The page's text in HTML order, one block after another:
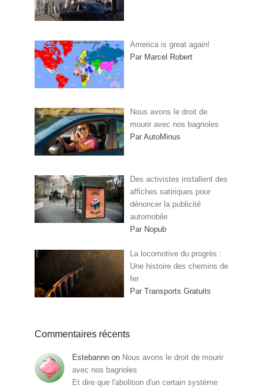
America is great again!
Par Marcel Robert
Nous avons le droit de
mourir avec nos bagnoles
Par AutoMinus
Des activistes installent des
affiches satiriques pour
dénoncer la publicité
automobile
Par Nopub
La locomotive du progrès :
Une histoire des chemins de
fer
Par Transports Gratuits
Commentaires récents
Estebannn on Nous avons le droit de mourir
avec nos bagnoles
Et dire que l'abolition d'un certain système